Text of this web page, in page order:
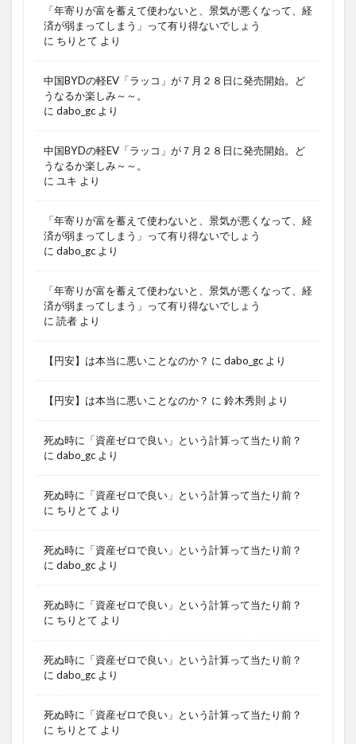
「年寄りが富を蓄えて使わないと、景気が悪くなって、経
済が弱まってしまう」って有り得ないでしょう
に ちりとて より
中国BYDの軽EV「ラッコ」が７月２８日に発売開始。ど
うなるか楽しみ～～。
に dabo_gc より
中国BYDの軽EV「ラッコ」が７月２８日に発売開始。ど
うなるか楽しみ～～。
に ユキ より
「年寄りが富を蓄えて使わないと、景気が悪くなって、経
済が弱まってしまう」って有り得ないでしょう
に dabo_gc より
「年寄りが富を蓄えて使わないと、景気が悪くなって、経
済が弱まってしまう」って有り得ないでしょう
に 読者 より
【円安】は本当に悪いことなのか？ に dabo_gc より
【円安】は本当に悪いことなのか？ に 鈴木秀則 より
死ぬ時に「資産ゼロで良い」という計算って当たり前？
に dabo_gc より
死ぬ時に「資産ゼロで良い」という計算って当たり前？
に ちりとて より
死ぬ時に「資産ゼロで良い」という計算って当たり前？
に dabo_gc より
死ぬ時に「資産ゼロで良い」という計算って当たり前？
に ちりとて より
死ぬ時に「資産ゼロで良い」という計算って当たり前？
に dabo_gc より
死ぬ時に「資産ゼロで良い」という計算って当たり前？
に ちりとて より